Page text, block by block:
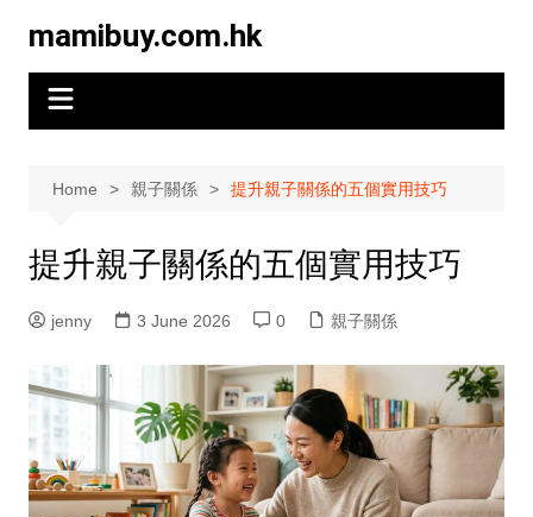
content
mamibuy.com.hk
Home 親子關係 提升親子關係的五個實用技巧
提升親子關係的五個實用技巧
jenny 3 June 2026 0 親子關係